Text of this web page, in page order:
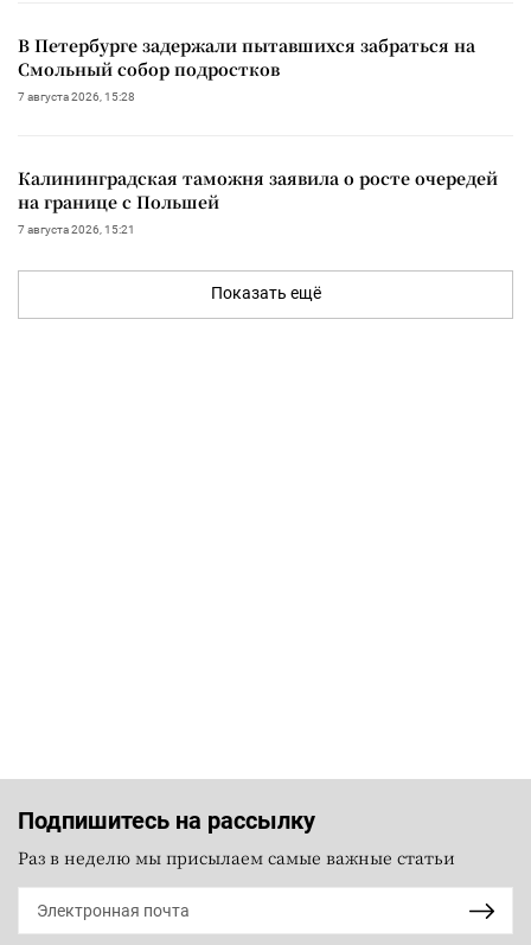
В Петербурге задержали пытавшихся забраться на
Смольный собор подростков
7 августа 2026, 15:28
Калининградская таможня заявила о росте очередей
на границе с Польшей
7 августа 2026, 15:21
Показать ещё
Подпишитесь на рассылку
Раз в неделю мы присылаем самые важные статьи